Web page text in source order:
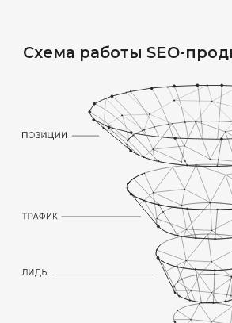
СЕГМЕНТА
Создаём и продвигаем контент,
исследования рынка, аналитические
БЛОГ И КЕЙСЫ
Услуги в сфере рекламы часто требуют
долгого принятия решения. Поэтому
важно создавать контент для всех
этапов воронки продаж – от
первоначального исследования до